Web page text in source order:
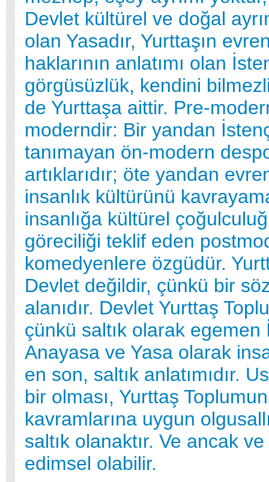
Devlet kültürel ve doğal
olan Yasadır, Yurttaşın
haklarının anlatımı olan
görgüsüzlük, kendini
de Yurttaşa aittir. Pre-
moderndir: Bir yandan
tanımayan ön-modern
artıklarıdır; öte yandan
insanlık kültürünü
insanlığa kültürel
göreciliği teklif eden
komedyenlere özgüdür.
Devlet değildir, çünkü bir
alanıdır. Devlet Yurttaş
çünkü saltık olarak egemen
Anayasa ve Yasa olarak
en son, saltık anlatımıdır.
bir olması, Yurttaş
kavramlarına uygun
saltık olanaktır. Ve ancak
edimsel olabilir.